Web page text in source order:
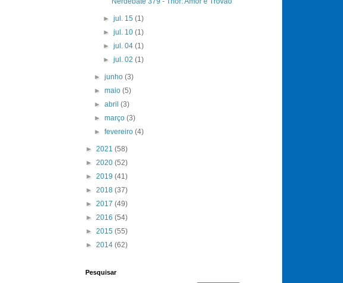
► jul. 15 (1)
► jul. 10 (1)
► jul. 04 (1)
► jul. 02 (1)
►junho(3)
►maio(5)
►abril(3)
►março(3)
►fevereiro(4)
► 2021 (58)
► 2020 (52)
► 2019 (41)
► 2018 (37)
► 2017 (49)
► 2016 (54)
► 2015 (55)
► 2014 (62)
Pesquisar